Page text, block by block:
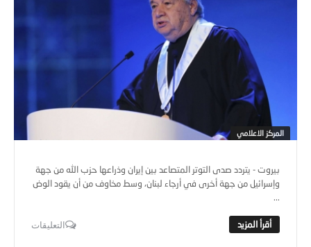
المركز الاعلامي
بيروت - يتردد صدى التوتر المتصاعد بين إيران وذراعها حزب الله من جهة
وإسرائيل من جهة أخرى في أرجاء لبنان، وسط مخاوف من أن يقود الوض
...
التعليقات